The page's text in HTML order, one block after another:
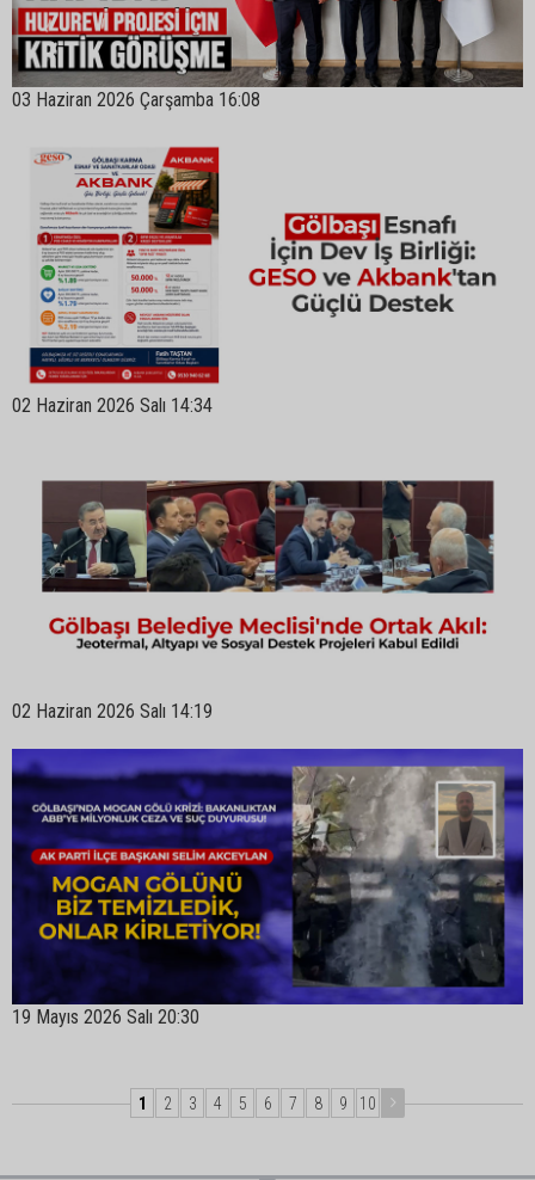
03 Haziran 2026 Çarşamba 16:08
02 Haziran 2026 Salı 14:34
02 Haziran 2026 Salı 14:19
19 Mayıs 2026 Salı 20:30
1 2 3 4 5 6 7 8 9 10